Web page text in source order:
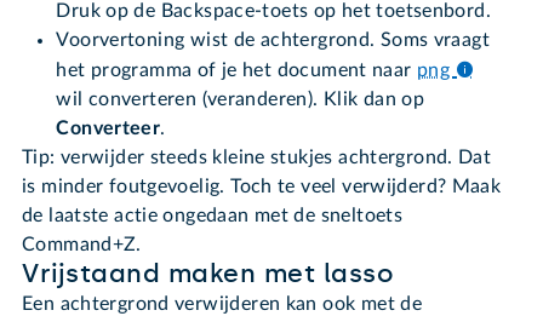
Druk op de Backspace-toets op het toetsenbord.
Voorvertoning wist de achtergrond. Soms vraagt
het programma of je het document naar png
wil converteren (veranderen). Klik dan op
Converteer.
Tip: verwijder steeds kleine stukjes achtergrond. Dat
is minder foutgevoelig. Toch te veel verwijderd? Maak
de laatste actie ongedaan met de sneltoets
Command+Z.
Vrijstaand maken met lasso
Een achtergrond verwijderen kan ook met de